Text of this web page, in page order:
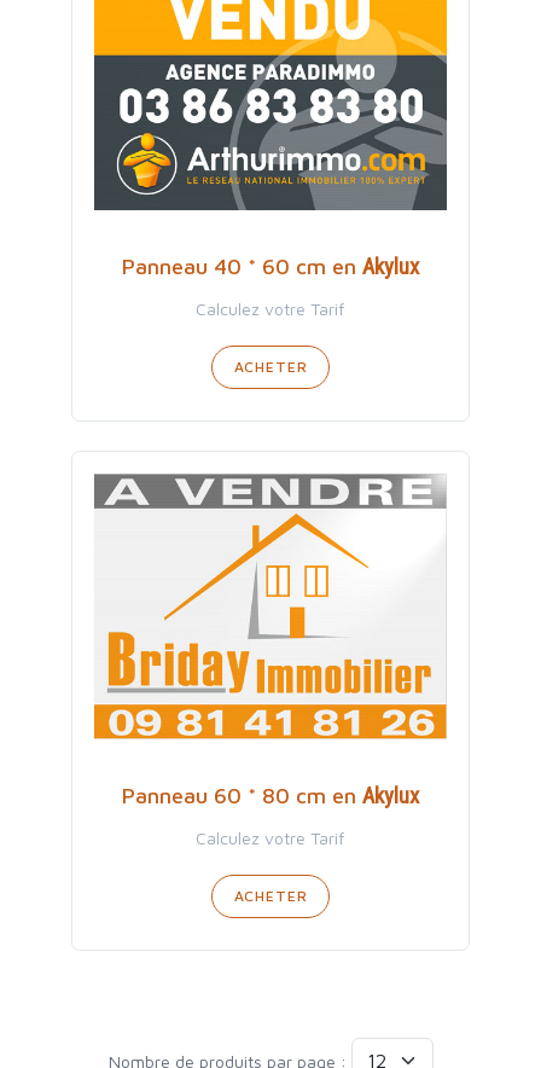
Panneau 40 * 60 cm en Akylux
Calculez votre Tarif
ACHETER
Panneau 60 * 80 cm en Akylux
Calculez votre Tarif
ACHETER
Nombre de produits par page :